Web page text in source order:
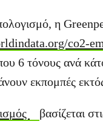
η
co2-
6 τόνους ανά
εκπομπές
βασίζεται